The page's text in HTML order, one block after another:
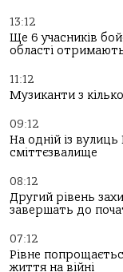
13:12
Ще 6 учасників
області
11:12
Музиканти з
09:12
На одній із вулиць
сміттєзвалище
08:12
Другий рівень
завершать до
07:12
Рівне
життя на війні